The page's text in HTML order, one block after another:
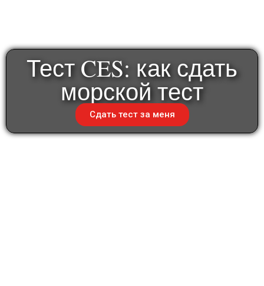
Тест CES: как сдать
морской тест
Сдать тест за меня